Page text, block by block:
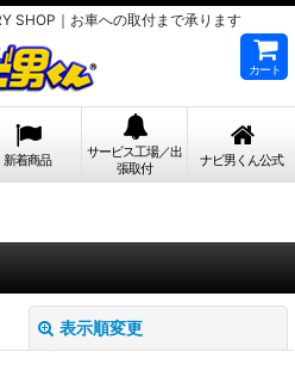
SHOP｜お車への取付まで承ります
カート
新着商品
サービス工場／出
張取付
ナビ男くん公式
表示順変更